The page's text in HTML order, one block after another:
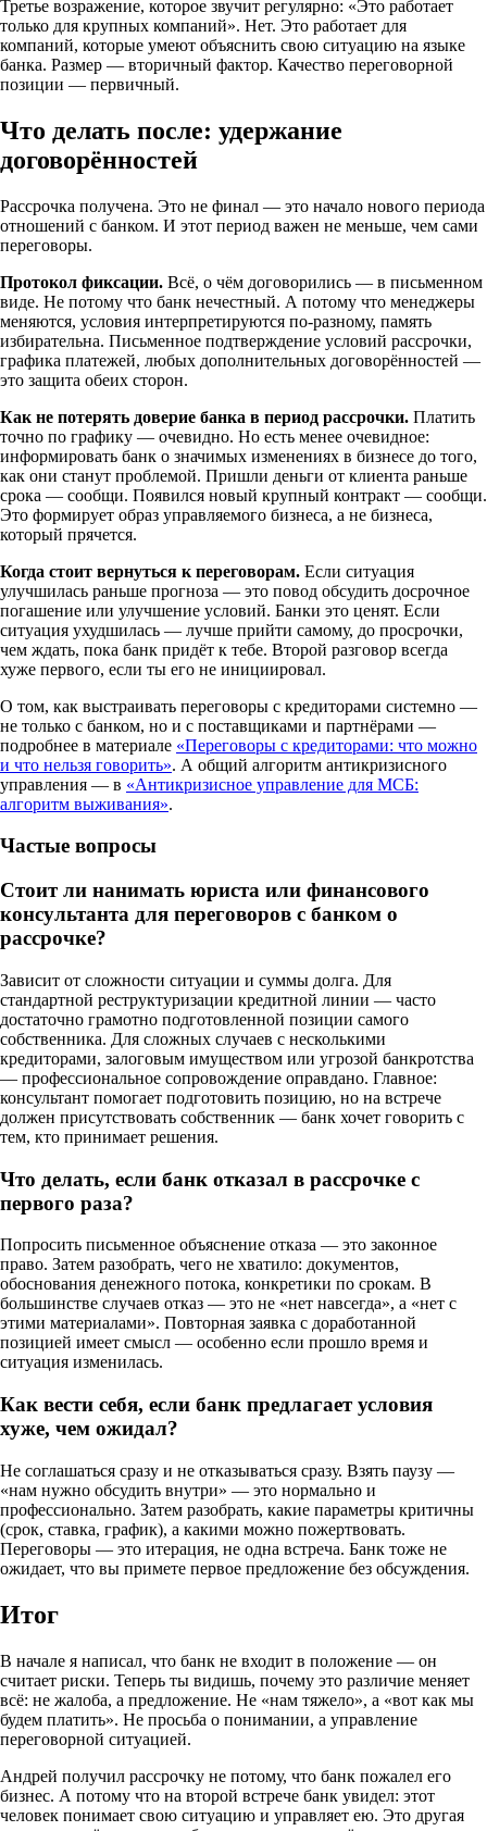
Третье возражение, которое звучит регулярно: «Это работает
только для крупных компаний». Нет. Это работает для
компаний, которые умеют объяснить свою ситуацию на языке
банка. Размер — вторичный фактор. Качество переговорной
позиции — первичный.
Что делать после: удержание
договорённостей
Рассрочка получена. Это не финал — это начало нового периода
отношений с банком. И этот период важен не меньше, чем сами
переговоры.
Протокол фиксации. Всё, о чём договорились — в письменном
виде. Не потому что банк нечестный. А потому что менеджеры
меняются, условия интерпретируются по-разному, память
избирательна. Письменное подтверждение условий рассрочки,
графика платежей, любых дополнительных договорённостей —
это защита обеих сторон.
Как не потерять доверие банка в период рассрочки. Платить
точно по графику — очевидно. Но есть менее очевидное:
информировать банк о значимых изменениях в бизнесе до того,
как они станут проблемой. Пришли деньги от клиента раньше
срока — сообщи. Появился новый крупный контракт — сообщи.
Это формирует образ управляемого бизнеса, а не бизнеса,
который прячется.
Когда стоит вернуться к переговорам. Если ситуация
улучшилась раньше прогноза — это повод обсудить досрочное
погашение или улучшение условий. Банки это ценят. Если
ситуация ухудшилась — лучше прийти самому, до просрочки,
чем ждать, пока банк придёт к тебе. Второй разговор всегда
хуже первого, если ты его не инициировал.
О том, как выстраивать переговоры с кредиторами системно —
не только с банком, но и с поставщиками и партнёрами —
подробнее в материале «Переговоры с кредиторами: что можно
и что нельзя говорить». А общий алгоритм антикризисного
управления — в «Антикризисное управление для МСБ:
алгоритм выживания».
Частые вопросы
Стоит ли нанимать юриста или финансового
консультанта для переговоров с банком о
рассрочке?
Зависит от сложности ситуации и суммы долга. Для
стандартной реструктуризации кредитной линии — часто
достаточно грамотно подготовленной позиции самого
собственника. Для сложных случаев с несколькими
кредиторами, залоговым имуществом или угрозой банкротства
— профессиональное сопровождение оправдано. Главное:
консультант помогает подготовить позицию, но на встрече
должен присутствовать собственник — банк хочет говорить с
тем, кто принимает решения.
Что делать, если банк отказал в рассрочке с
первого раза?
Попросить письменное объяснение отказа — это законное
право. Затем разобрать, чего не хватило: документов,
обоснования денежного потока, конкретики по срокам. В
большинстве случаев отказ — это не «нет навсегда», а «нет с
этими материалами». Повторная заявка с доработанной
позицией имеет смысл — особенно если прошло время и
ситуация изменилась.
Как вести себя, если банк предлагает условия
хуже, чем ожидал?
Не соглашаться сразу и не отказываться сразу. Взять паузу —
«нам нужно обсудить внутри» — это нормально и
профессионально. Затем разобрать, какие параметры критичны
(срок, ставка, график), а какими можно пожертвовать.
Переговоры — это итерация, не одна встреча. Банк тоже не
ожидает, что вы примете первое предложение без обсуждения.
Итог
В начале я написал, что банк не входит в положение — он
считает риски. Теперь ты видишь, почему это различие меняет
всё: не жалоба, а предложение. Не «нам тяжело», а «вот как мы
будем платить». Не просьба о понимании, а управление
переговорной ситуацией.
Андрей получил рассрочку не потому, что банк пожалел его
бизнес. А потому что на второй встрече банк увидел: этот
человек понимает свою ситуацию и управляет ею. Это другая